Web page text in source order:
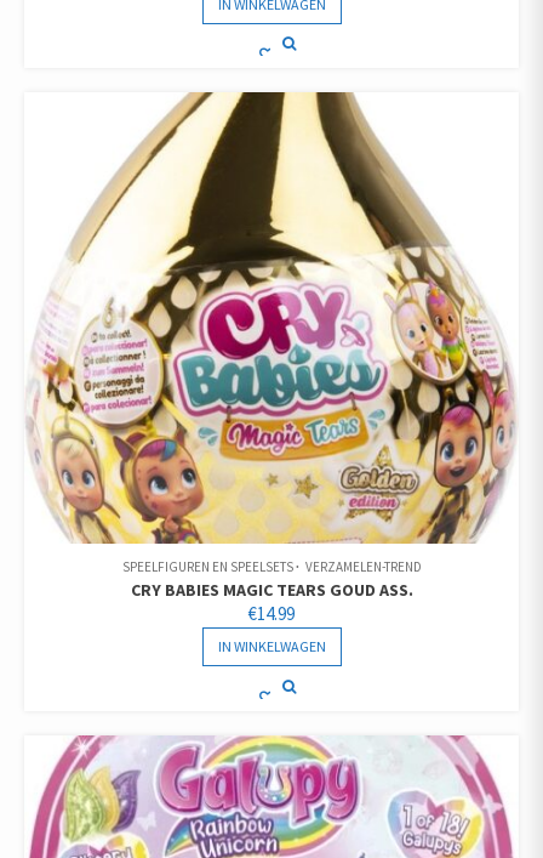
IN WINKELWAGEN
SPEELFIGUREN EN SPEELSETS VERZAMELEN-TREND
CRY BABIES MAGIC TEARS GOUD ASS.
€14.99
IN WINKELWAGEN